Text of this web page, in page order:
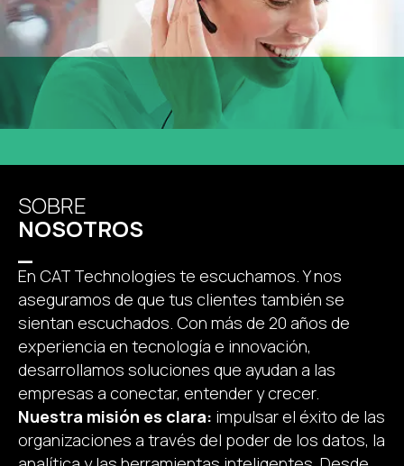
SOBRE
NOSOTROS
En CAT Technologies te escuchamos. Y nos
aseguramos de que tus clientes también se
sientan escuchados. Con más de 20 años de
experiencia en tecnología e innovación,
desarrollamos soluciones que ayudan a las
empresas a conectar, entender y crecer.
Nuestra misión es clara: impulsar el éxito de las
organizaciones a través del poder de los datos, la